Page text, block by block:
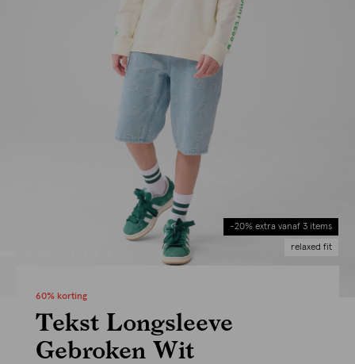
-20% extra vanaf 3 items
relaxed fit
60% korting
Tekst Longsleeve
Gebroken Wit